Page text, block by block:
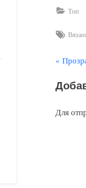
Топ
Tags:
по
П
е
ы
Для